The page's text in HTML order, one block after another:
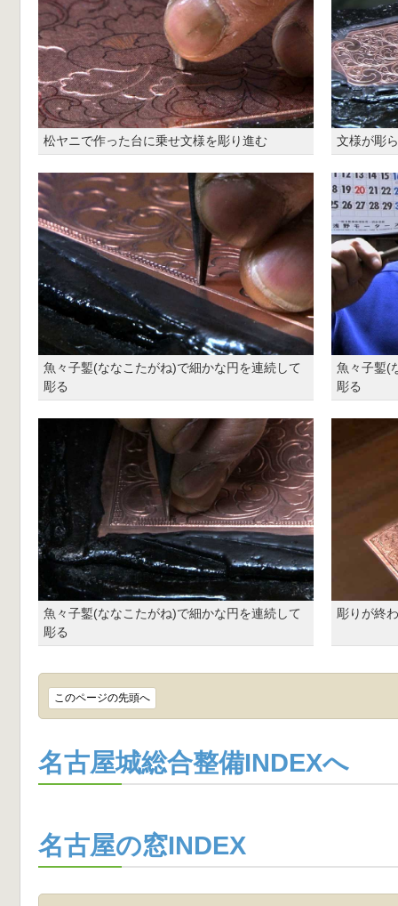
松ヤニで作った台に乗せ文様を彫り進む 文様が彫
魚々子鏨(ななこたがね)で細かな円を連続して
彫る
魚々子鏨(
彫る
魚々子鏨(ななこたがね)で細かな円を連続して
彫る
彫りが終
このページの先頭へ
名古屋城総合整備INDEXへ
名古屋の窓INDEX